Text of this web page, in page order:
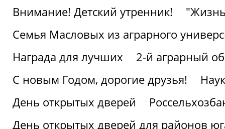
Внимание! Детский утренник!
Семья Масловых из аграрного
Награда для лучших
2-й аграрный
С новым Годом, дорогие друзья!
День открытых дверей
День открытых дверей для районов